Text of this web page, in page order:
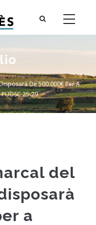
De 500.000€ Per A
25-29
del
a